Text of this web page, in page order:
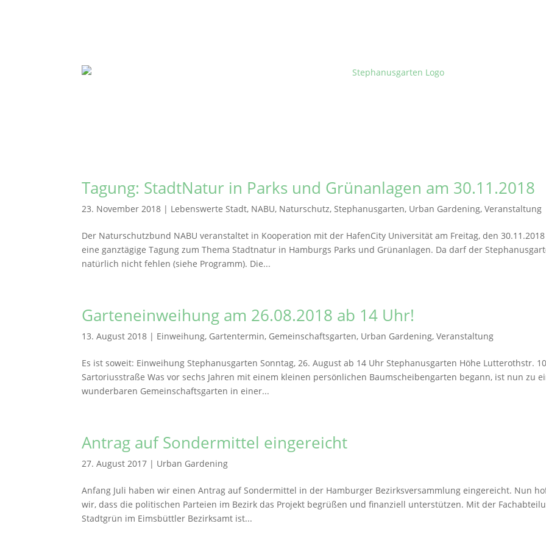
Tagung: StadtNatur in Parks und Grünanlagen am 30.11.2018
23. November 2018 | Lebenswerte Stadt, NABU, Naturschutz,Stephanusgarten, Urban Gardening,Veranstaltung
Der Naturschutzbund NABU veranstaltet in Kooperation mit der HafenCity Universität am Freitag, den 30.11.2018
eine ganztägige Tagung zum Thema Stadtnatur in Hamburgs Parks und Grünanlagen. Da darf der
natürlich nicht fehlen (siehe Programm). Die...
Garteneinweihung am 26.08.2018 ab 14 Uhr!
13. August 2018 | Einweihung, Gartentermin, Gemeinschaftsgarten, Urban Gardening,Veranstaltung
Es ist soweit: Einweihung Stephanusgarten Sonntag, 26. August ab 14 Uhr Stephanusgarten Höhe Lutterothstr.
Sartoriusstraße Was vor sechs Jahren mit einem kleinen persönlichen Baumscheibengarten begann, ist nun zu
wunderbaren Gemeinschaftsgarten in einer...
Antrag auf Sondermittel eingereicht
27. August 2017 | Urban Gardening
Anfang Juli haben wir einen Antrag auf Sondermittel in der Hamburger Bezirksversammlung eingereicht. Nun
wir, dass die politischen Parteien im Bezirk das Projekt begrüßen und finanziell unterstützen. Mit der
Stadtgrün im Eimsbüttler Bezirksamt ist...